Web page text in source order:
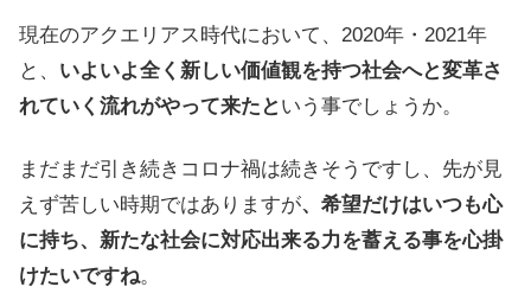
現在のアクエリアス時代において、2020年・2021年
と、 いよいよ全く新しい価値観を持つ社会へと変革さ
れていく流れがやって来たと いう事でしょうか。
まだまだ引き続きコロナ禍は続きそうですし、先が見
えず苦しい時期ではありますが、希望だけはいつも心
に持ち、新たな社会に対応出来る力を蓄える事を心掛
けたいですね。